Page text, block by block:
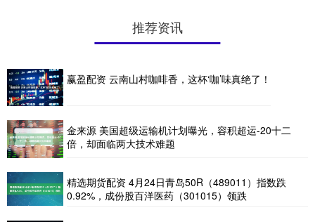
推荐资讯
赢盈配资 云南山村咖啡香，这杯‘咖’味真绝了！
金来源 美国超级运输机计划曝光，容积超运-20十二
倍，却面临两大技术难题
精选期货配资 4月24日青岛50R（489011）指数跌
0.92%，成份股百洋医药（301015）领跌